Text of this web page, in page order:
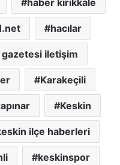
haber kırıkkale
hacılar
gazetesi iletişim
Karakeçili
Keskin
ilçe haberleri
keskinspor